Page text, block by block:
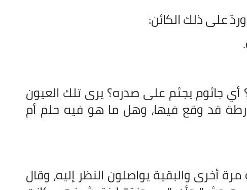
على ذلك الكائن:
جاثوم يجثم على صدره؟ يرى تلك العيون
قد وقع فيها، وهل ما هو فيه حلم أم
أخرى والبقية يواصلون النظر إليه، وقال